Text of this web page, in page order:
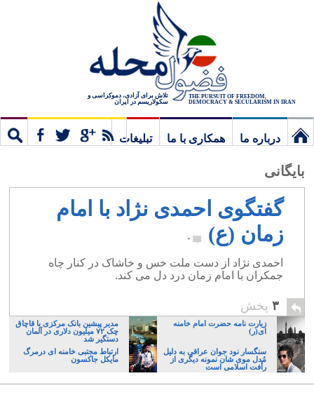
THE PURSUIT OF FREEDOM,
DEMOCRACY & SECULARISM IN IRAN
تلاش برای آزادی، دموکراسی و
سکولاریسم در ایران
درباره ما همکاری با ما
تبلیغات
بایگانی
گفتگوی احمدی نژاد با امام
زمان (ع)
۰
احمدی نژاد از دست ملت خس و خاشاک در کنار چاه
جمکران با امام زمان درد دل می کند.
۳ پخش
زیارت نامه حضرت امام خامنه
ای(ر)
مدیر پیشین بانک مرکزی با قاچاق
چک ۷۲ میلیون دلاری در آلمان
دستگیر شد
سنگسار نود جوان عراقی به دلیل
مُدل موی شان نمونه دیگری از
رأفت اسلامی است
ارتباط مجتبی خامنه ای درمرگ
مایکل جاکسون